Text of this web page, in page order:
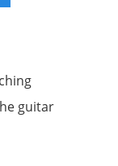
guitar